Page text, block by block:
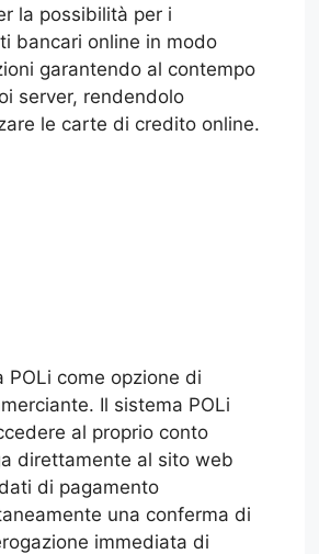
la possibilità per i
bancari online in modo
garantendo al contempo
server, rendendolo
le carte di credito online.
come opzione di
Il sistema POLi
al proprio conto
direttamente al sito web
di pagamento
una conferma di
immediata di